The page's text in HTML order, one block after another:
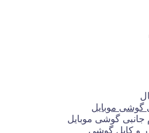
گوشی موبایل
جانبی گوشی موبایل
و کابل گوشی